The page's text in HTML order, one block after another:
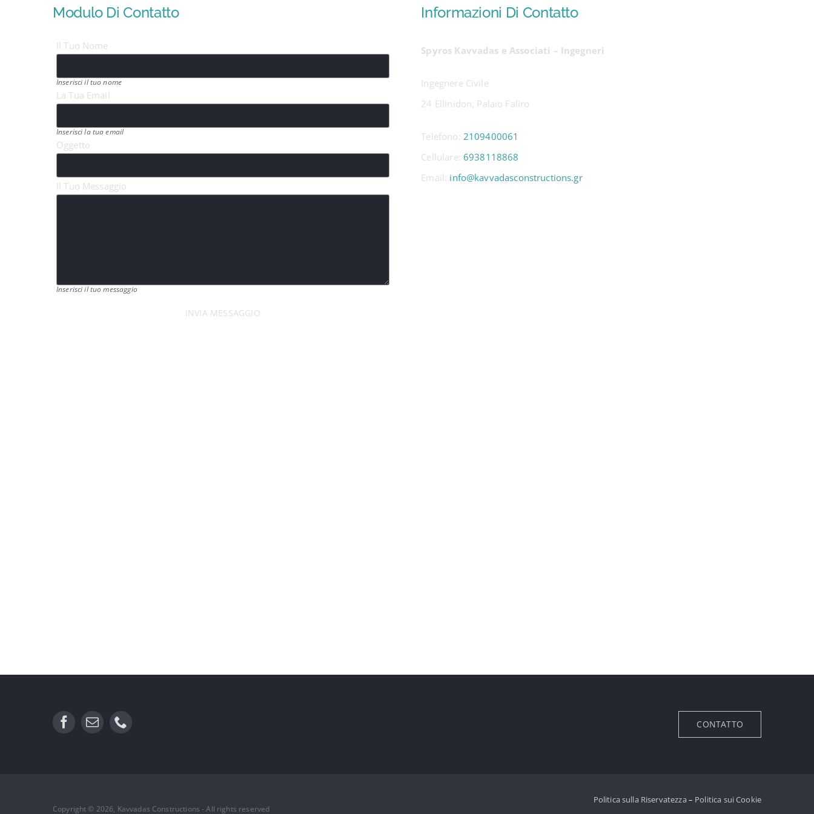
Modulo Di Contatto
Il Tuo Nome
Inserisci il tuo nome
La Tua Email
Inserisci la tua email
Oggetto
Il Tuo Messaggio
Inserisci il tuo messaggio
Informazioni Di Contatto
Spyros Kavvadas e Associati – Ingegneri
Ingegnere Civile
24 Ellinidon, Palaio Faliro
Telefono: 2109400061
Cellulare: 6938118868
Email: info@kavvadasconstructions.gr
CONTATTO
Copyright © 2026, Kavvadas Constructions - All rights reserved
Politica sulla Riservatezza– Politica sui Cookie